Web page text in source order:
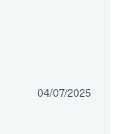
04/07/2025